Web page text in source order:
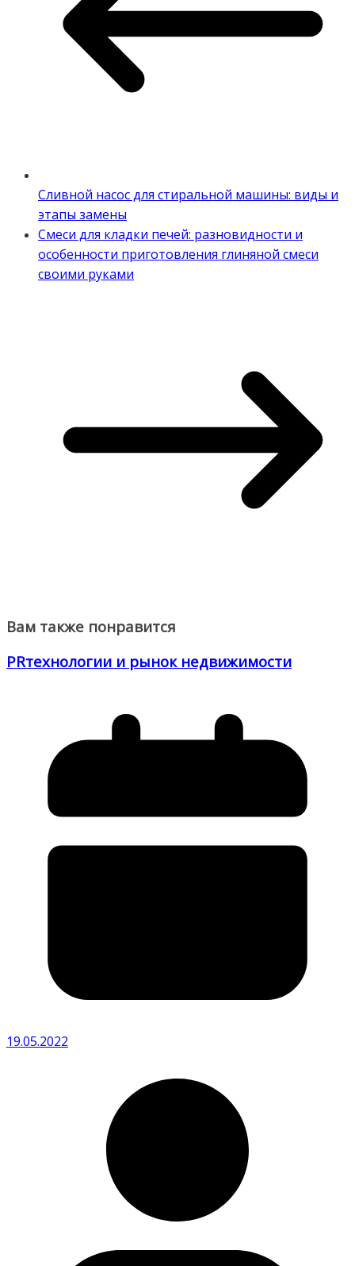
Сливной насос для стиральной машины: виды и
этапы замены
Смеси для кладки печей: разновидности и
особенности приготовления глиняной смеси
своими руками
Вам также понравится
PRтехнологии и рынок недвижимости
19.05.2022